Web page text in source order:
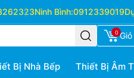
Ninh Bình:0912339019
0
Bị Nhà Bếp Thiết Bị Âm